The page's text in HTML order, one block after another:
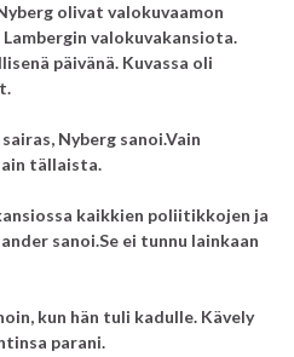
olivat valokuvaamon
valokuvakansiota.
päivänä. Kuvassa oli
Nyberg sanoi.Vain
tällaista.
kaikkien poliitikkojen ja
sanoi.Se ei tunnu lainkaan
kun hän tuli kadulle. Kävely
parani.